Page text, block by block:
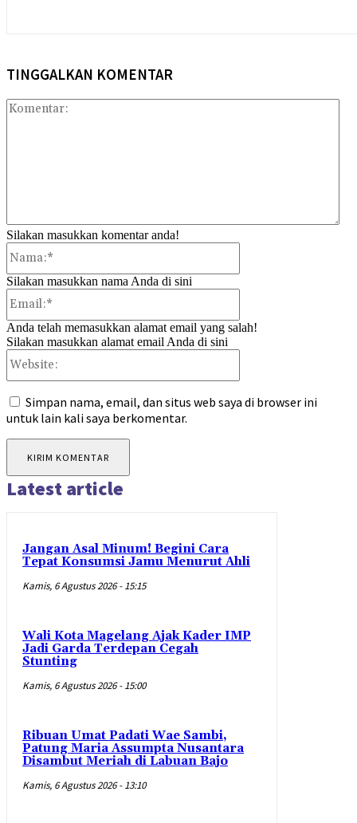
TINGGALKAN KOMENTAR
Silakan masukkan komentar anda!
Silakan masukkan nama Anda di sini
Anda telah memasukkan alamat email yang salah!
Silakan masukkan alamat email Anda di sini
Simpan nama, email, dan situs web saya di browser ini
untuk lain kali saya berkomentar.
Latest article
Jangan Asal Minum! Begini Cara
Tepat Konsumsi Jamu Menurut Ahli
Kamis, 6 Agustus 2026 - 15:15
Wali Kota Magelang Ajak Kader IMP
Jadi Garda Terdepan Cegah
Stunting
Kamis, 6 Agustus 2026 - 15:00
Ribuan Umat Padati Wae Sambi,
Patung Maria Assumpta Nusantara
Disambut Meriah di Labuan Bajo
Kamis, 6 Agustus 2026 - 13:10